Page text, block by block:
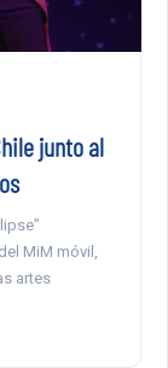
junto al
MiM móvil,
artes